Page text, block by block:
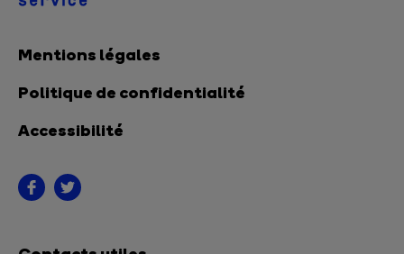
Mentions légales
Politique de confidentialité
Accessibilité